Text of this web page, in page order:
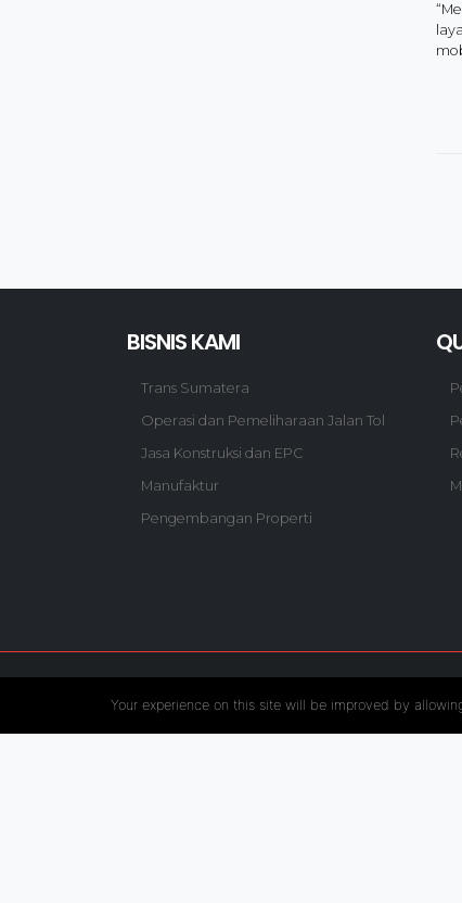
BISNIS KAMI
Trans Sumatera
Operasi dan Pemeliharaan Jalan Tol
Jasa Konstruksi dan EPC
Manufaktur
Pengembangan Properti
Your experience on this site will be improved by